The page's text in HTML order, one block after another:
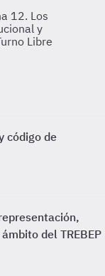
12. Los
y
Libre
código de
del TREBEP